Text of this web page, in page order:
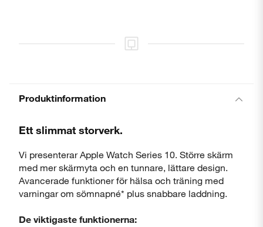
Produktinformation
Ett slimmat storverk.
Vi presenterar Apple Watch Series 10. Större skärm
med mer skärmyta och en tunnare, lättare design.
Avancerade funktioner för hälsa och träning med
varningar om sömnapné* plus snabbare laddning.
De viktigaste funktionerna: